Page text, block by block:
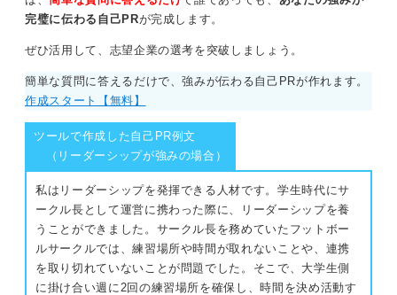
完璧に伝わる自己PRが完成します。
ぜひ活用して、志望企業の選考を突破しましょう。
簡単な質問に答えるだけで、強みが伝わる自己PRが作れます。
作成スタート【無料】
ツールで作成した自己PR例文
（リーダーシップが強みの場合）
私はリーダーシップを発揮できる人材です。学生時代にサ
ークル長として運営に携わった際に、リーダーシップを養
うことができました。サークル長を務めていたフットボー
ルサークルでは、練習場所や時間が取れないことや、連携
を取り切れていないことが問題でした。そこで、大学生側
に掛け合い週に2回の練習場所を確保し、時間を決め活動す